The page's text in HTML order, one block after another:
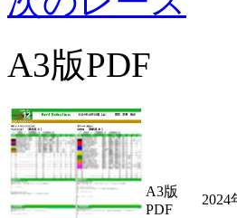
A3版PDF
A3版
PDF